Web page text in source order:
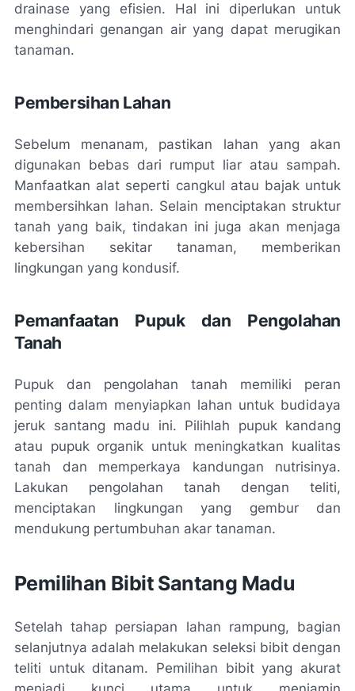
drainase yang efisien. Hal ini diperlukan untuk
menghindari genangan air yang dapat merugikan
tanaman.
Pembersihan Lahan
Sebelum menanam, pastikan lahan yang akan
digunakan bebas dari rumput liar atau sampah.
Manfaatkan alat seperti cangkul atau bajak untuk
membersihkan lahan. Selain menciptakan struktur
tanah yang baik, tindakan ini juga akan menjaga
kebersihan sekitar tanaman, memberikan
lingkungan yang kondusif.
Pemanfaatan Pupuk dan Pengolahan
Tanah
Pupuk dan pengolahan tanah memiliki peran
penting dalam menyiapkan lahan untuk budidaya
jeruk santang madu ini. Pilihlah pupuk kandang
atau pupuk organik untuk meningkatkan kualitas
tanah dan memperkaya kandungan nutrisinya.
Lakukan pengolahan tanah dengan teliti,
menciptakan lingkungan yang gembur dan
mendukung pertumbuhan akar tanaman.
Pemilihan Bibit Santang Madu
Setelah tahap persiapan lahan rampung, bagian
selanjutnya adalah melakukan seleksi bibit dengan
teliti untuk ditanam. Pemilihan bibit yang akurat